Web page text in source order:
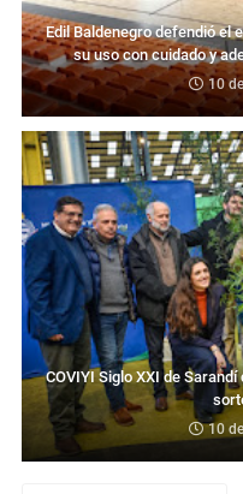
Edil Baldenegro defendió el
su uso con cuidado y
10
COVIYI Siglo XXI de
10